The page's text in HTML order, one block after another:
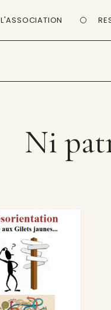
L'ASSOCIATION
Ni